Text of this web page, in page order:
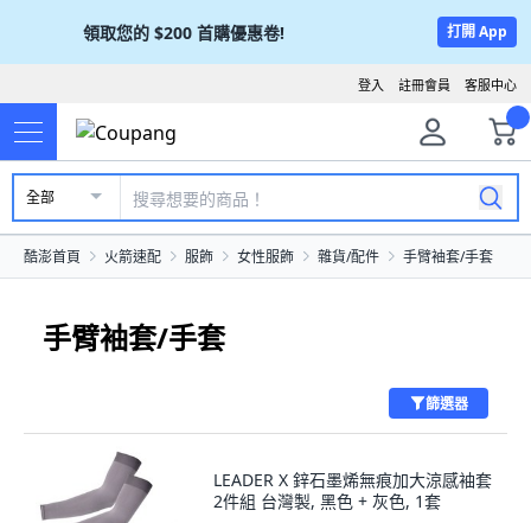
領取您的 $200 首購優惠卷! 打開 App
客服中心
註冊會員
登入
全部
酷澎首頁 火箭速配 服飾 女性服飾 雜貨/配件 手臂袖套/手套
手臂袖套/手套
篩選器
LEADER X 鋅石墨烯無痕加大涼感袖套
2件組 台灣製, 黑色 + 灰色, 1套